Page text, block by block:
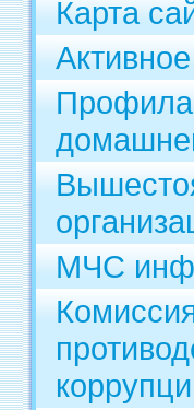
Карта
МЧС